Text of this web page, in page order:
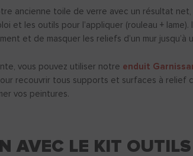
ancienne toile de verre avec un résultat net,
et les outils pour l’appliquer (rouleau +
et de masquer les reliefs d’un mur jusqu’à
vous pouvez utiliser notre enduit
recouvrir tous supports et surfaces à relief
vos peintures.
AVEC LE KIT